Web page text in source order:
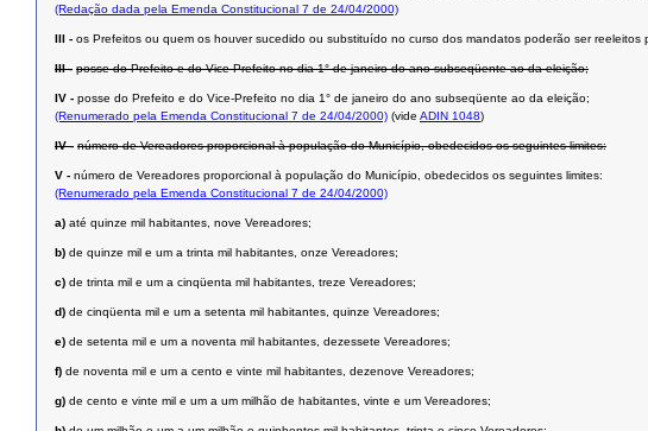
(Redação dada pela Emenda Constitucional 7 de 24/04/2000)
III - os Prefeitos ou quem os houver sucedido ou substituído no curso dos mandatos poderão ser reeleitos
III - posse do Prefeito e do Vice-Prefeito no dia 1° de janeiro do ano subseqüente ao da eleição;
IV - posse do Prefeito e do Vice-Prefeito no dia 1° de janeiro do ano subseqüente ao da eleição;
(Renumerado pela Emenda Constitucional 7 de 24/04/2000) (vide ADIN 1048)
IV - número de Vereadores proporcional à população do Município, obedecidos os seguintes limites:
V - número de Vereadores proporcional à população do Município, obedecidos os seguintes limites:
(Renumerado pela Emenda Constitucional 7 de 24/04/2000)
a) até quinze mil habitantes, nove Vereadores;
b) de quinze mil e um a trinta mil habitantes, onze Vereadores;
c) de trinta mil e um a cinqüenta mil habitantes, treze Vereadores;
d) de cinqüenta mil e um a setenta mil habitantes, quinze Vereadores;
e) de setenta mil e um a noventa mil habitantes, dezessete Vereadores;
f) de noventa mil e um a cento e vinte mil habitantes, dezenove Vereadores;
g) de cento e vinte mil e um a um milhão de habitantes, vinte e um Vereadores;